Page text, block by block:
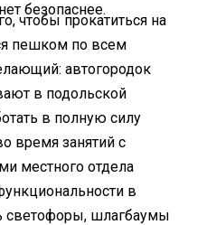
безопаснее.
чтобы прокатиться на
пешком по всем
автогородок
в подольской
в полную силу
время занятий с
местного отдела
в
светофоры, шлагбаумы